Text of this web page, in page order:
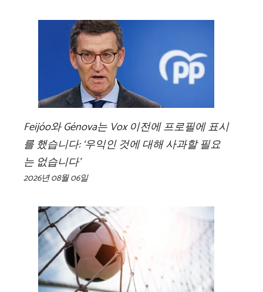
Feijóo와 Génova는 Vox 이전에 프로필에 표시
를 했습니다: ‘우익인 것에 대해 사과할 필요
는 없습니다’
2026년 08월 06일